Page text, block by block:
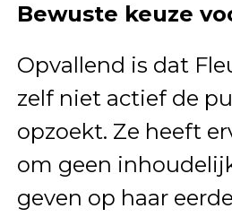
Bewuste keuze
Opvallend is dat
zelf niet actief de
opzoekt. Ze heeft
om geen
geven op haar